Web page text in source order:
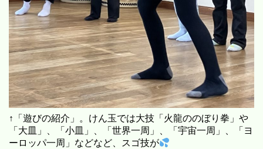
↑「遊びの紹介」。けん玉では大技「火龍ののぼり拳」や
「大皿」、「小皿」、「世界一周」、「宇宙一周」、「ヨ
ーロッパ一周」などなど、スゴ技が